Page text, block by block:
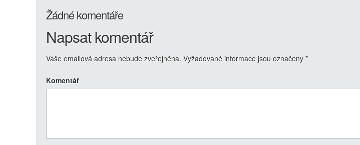
Žádné komentáře
Napsat komentář
Vaše emailová adresa nebude zveřejněna. Vyžadované informace jsou označeny *
Komentář